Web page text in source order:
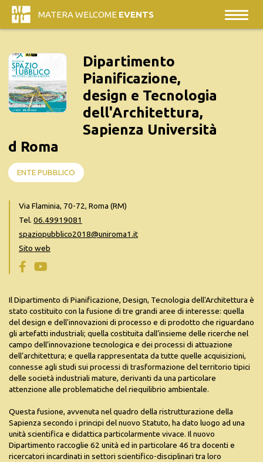
MATERA WELCOME EVENTS
Dipartimento
Pianificazione,
design e Tecnologia
dell'Architettura,
Sapienza Università
d Roma
ENTE PUBBLICO
Via Flaminia, 70-72, Roma (RM)
Tel. 06.49919081
spaziopubblico2018@uniroma1.it
Sito web
Il Dipartimento di Pianificazione, Design, Tecnologia dell'Architettura è
stato costituito con la fusione di tre grandi aree di interesse: quella
del design e dell'innovazioni di processo e di prodotto che riguardano
gli artefatti industriali; quella costituita dall’insieme delle ricerche nel
campo dell’innovazione tecnologica e dei processi di attuazione
dell’architettura; e quella rappresentata da tutte quelle acquisizioni,
connesse agli studi sui processi di trasformazione del territorio tipici
delle società industriali mature, derivanti da una particolare
attenzione alle problematiche del riequilibrio ambientale.
Questa fusione, avvenuta nel quadro della ristrutturazione della
Sapienza secondo i principi del nuovo Statuto, ha dato luogo ad una
unità scientifica e didattica particolarmente vivace. Il nuovo
Dipartimento raccoglie 62 unità ed in particolare 46 tra docenti e
ricercatori incardinati in settori scientifico-disciplinari tra loro